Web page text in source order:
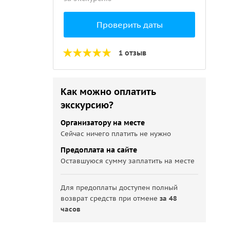
Проверить даты
1 отзыв
Как можно оплатить
экскурсию?
Организатору на месте
Сейчас ничего платить не нужно
Предоплата на сайте
Оставшуюся сумму заплатить на месте
Для предоплаты доступен полный
возврат средств при отменеза 48
часов